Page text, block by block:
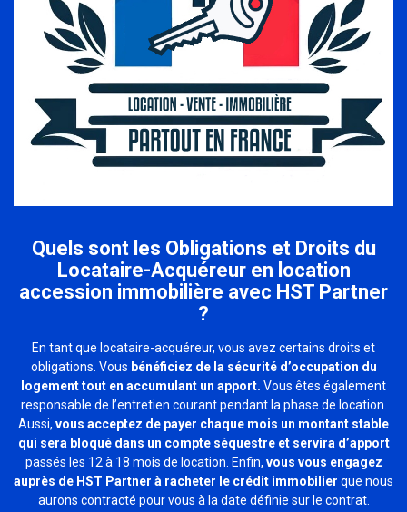
Quels sont les Obligations et Droits du
Locataire-Acquéreur en location
accession immobilière avec HST Partner
?
En tant que locataire-acquéreur, vous avez certains droits et
obligations. Vous bénéficiez de la sécurité d’occupation du
logement tout en accumulant un apport. Vous êtes également
responsable de l’entretien courant pendant la phase de location.
Aussi, vous acceptez de payer chaque mois un montant stable
qui sera bloqué dans un compte séquestre et servira d’apport
passés les 12 à 18 mois de location. Enfin, vous vous engagez
auprès de HST Partner à racheter le crédit immobilier que nous
aurons contracté pour vous à la date définie sur le contrat.